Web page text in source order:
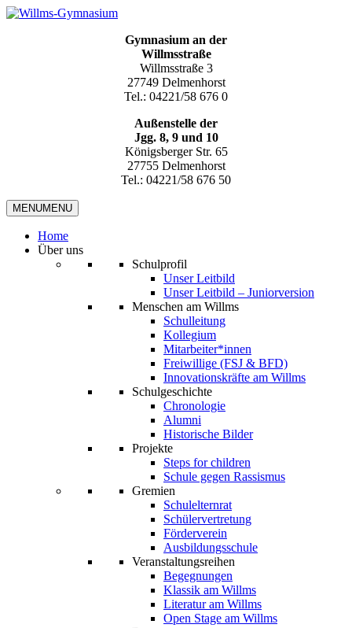
Gymnasium an der
Willmsstraße
Willmsstraße 3
27749 Delmenhorst
Tel.: 04221/58 676 0
Außenstelle der
Jgg. 8, 9 und 10
Königsberger Str. 65
27755 Delmenhorst
Tel.: 04221/58 676 50
MENUMENU
Home
Über uns
Schulprofil
Unser Leitbild
Unser Leitbild – Juniorversion
Menschen am Willms
Schulleitung
Kollegium
Mitarbeiter*innen
Freiwillige (FSJ & BFD)
Innovationskräfte am Willms
Schulgeschichte
Chronologie
Alumni
Historische Bilder
Projekte
Steps for children
Schule gegen Rassismus
Gremien
Schulelternrat
Schülervertretung
Förderverein
Ausbildungsschule
Veranstaltungsreihen
Begegnungen
Klassik am Willms
Literatur am Willms
Open Stage am Willms